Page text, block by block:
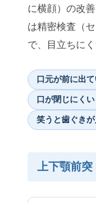
に横顔）の改
は精密検査（
で、目立ちに
口元が前に出
口が閉じにくい
笑うと歯ぐきが
上下顎前